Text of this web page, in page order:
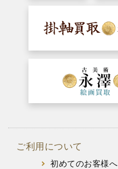
ご利用について
初めてのお客様へ